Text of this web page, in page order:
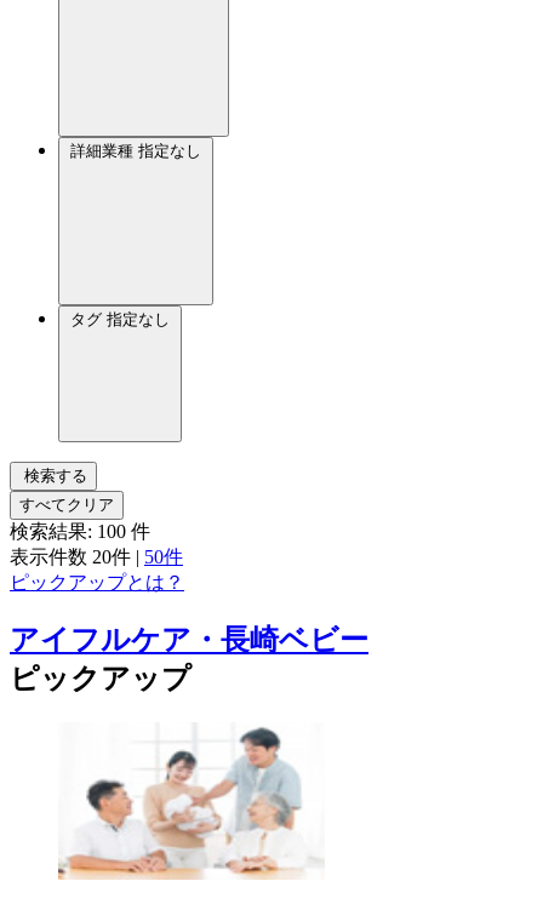
詳細業種 指定なし
タグ 指定なし
検索する
すべてクリア
検索結果: 100 件
表示件数 20件 | 50件
ピックアップとは？
アイフルケア・長崎ベビー
ピックアップ